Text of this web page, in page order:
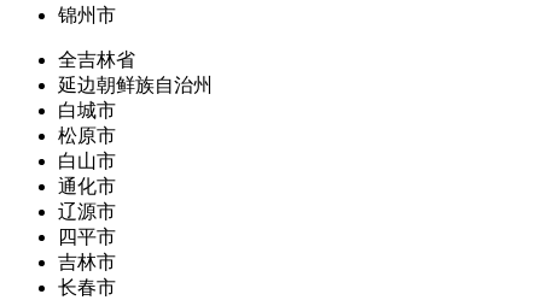
锦州市
全吉林省
延边朝鲜族自治州
白城市
松原市
白山市
通化市
辽源市
四平市
吉林市
长春市